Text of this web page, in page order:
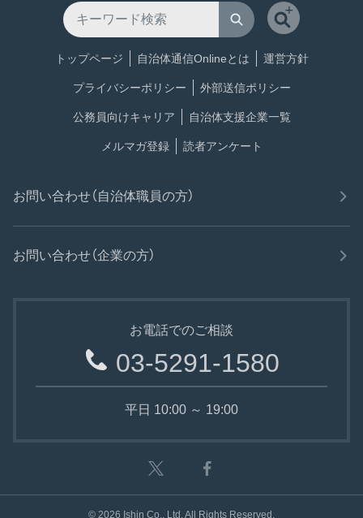
トップページ 自治体通信Onlineとは 運営方針
プライバシーポリシー 外部送信ポリシー
公務員向けキャリア 自治体支援企業一覧
メルマガ登録 読者アンケート
お問い合わせ（自治体職員の方）
お問い合わせ（企業の方）
お電話でのご相談
03-5291-1580
平日 10:00 ～ 19:00
© 2026 Ishin Co., Ltd. All Rights Reserved.